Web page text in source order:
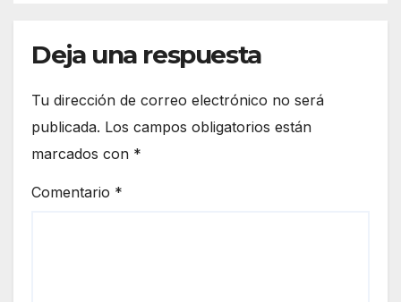
Deja una respuesta
Tu dirección de correo electrónico no será
publicada. Los campos obligatorios están
marcados con *
Comentario *